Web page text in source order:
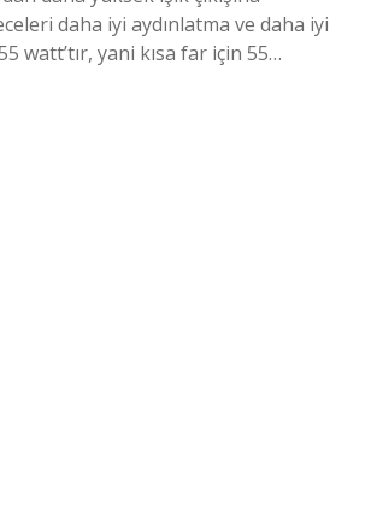
daha iyi aydınlatma ve daha iyi
watt’tır, yani kısa far için 55…